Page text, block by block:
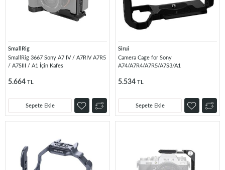
SmallRig
SmallRig 3667 Sony A7 IV / A7RIV A7R5
/ A7SIII / A1 İçin Kafes
5.664 TL
Sepete Ekle
Sirui
Camera Cage for Sony
A74/A7R4/A7R5/A7S3/A1
5.534 TL
Sepete Ekle